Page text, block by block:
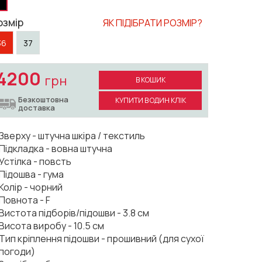
ЯК ПІДІБРАТИ РОЗМІР?
37
грн
Безкоштовна
доставка
В КОШИК
КУПИТИ В ОДИН КЛІК
- штучна шкіра / текстиль
- вовна штучна
- повсть
- гума
- чорний
- F
підборів/підошви - 3.8 см
виробу - 10.5 см
кріплення підошви - прошивний (для сухої